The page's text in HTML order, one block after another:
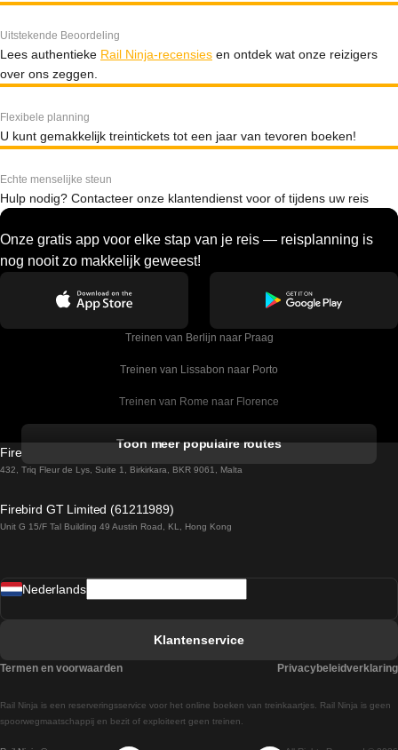
Uitstekende Beoordeling
Lees authentieke Rail Ninja-recensies en ontdek wat onze reizigers
over ons zeggen.
Flexibele planning
U kunt gemakkelijk treintickets tot een jaar van tevoren boeken!
Echte menselijke steun
Hulp nodig? Contacteer onze klantendienst voor of tijdens uw reis
Onze gratis app voor elke stap van je reis — reisplanning is
nog nooit zo makkelijk geweest!
Treinen van Berlijn naar Praag
Treinen van Lissabon naar Porto
Treinen van Rome naar Florence
Treinen van Sevilla naar Barcelona
Treinen van Praag naar Wenen
Treinen van Wenen naar Salzburg
Toon meer populaire routes
Firebird GT Limited (OC 1451)
432, Triq Fleur de Lys, Suite 1, Birkirkara, BKR 9061, Malta
Firebird GT Limited (61211989)
Unit G 15/F Tal Building 49 Austin Road, KL, Hong Kong
Rail Ninja is een reserveringsservice voor het online boeken van treinkaartjes. Rail Ninja is geen
spoorwegmaatschappij en bezit of exploiteert geen treinen.
Nederlands
Klantenservice
Termen en voorwaarden Privacybeleidverklaring